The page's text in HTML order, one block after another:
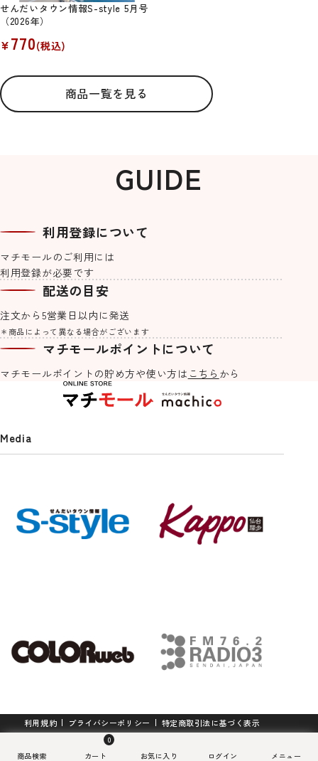
せんだいタウン情報S-style 5月号
（2026年）
¥770(税込)
商品一覧を見る
machicoオリジナルブレンド #Re
Lifeご自愛ハーブティー 3種セット
¥2,400(税込)
machicoオリジナル一覧を見る
【マチモール限定販売】仙台オク
トーバーフェスト2026食事券（1,0
¥1,000(税込)
たん塩味 500g
ローストビーフ200g＋すき焼き煮1
00g
5,100 (税込)
こけしの里の乾麺詰合せ K-14
せんだいタウン情報S-style 8月号
（2026年）
¥770(税込)
770(税込) ¥15,600(税込)
8,400(税込)
紙でできた軽くて丈夫なアクセサ
リー「kamimi」仙台七夕edition
《夏の大三角》
¥4,500(税込)
リー「kamimi」仙台七夕edition
《織り糸》
3,500(税込)
GUIDE
利用登録について
マチモールのご利用には
利用登録が必要です
配送の目安
注文から5営業日以内に発送
＊商品によって異なる場合がございます
マチモールポイントについて
マチモールポイントの貯め方や使い方は こちら から
0
Media
利用規約 プライバシーポリシー 特定商取引法に基づく表示
Copyright © machico. Ltd All Rights Reserved.